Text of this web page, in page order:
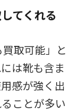
てくれる
取可能」と
は靴も含ま
感が強く出
ことが多い